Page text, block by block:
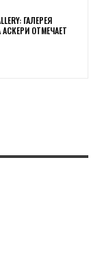
ГАЛЕРЕЯ
ОТМЕЧАЕТ